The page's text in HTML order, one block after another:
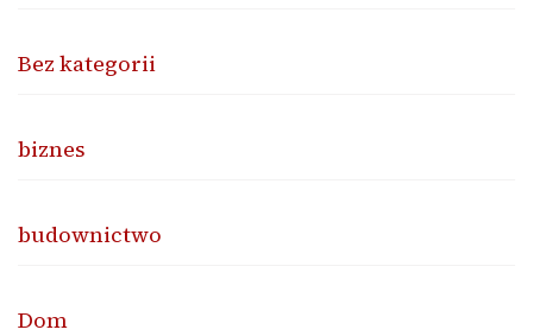
Bez kategorii
biznes
budownictwo
Dom